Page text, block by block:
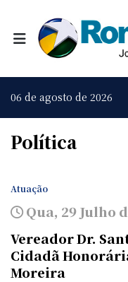
06 de agosto de 2026
Política
Atuação
Qua, 29 Julho
Vereador Dr.
Cidadã
Moreira